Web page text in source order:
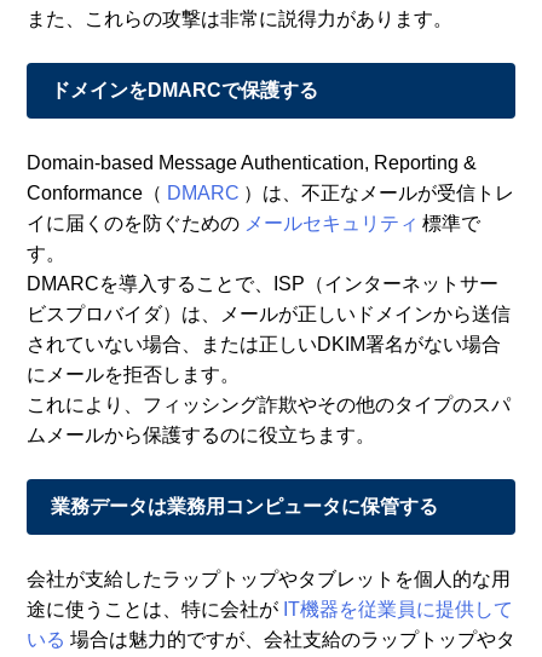
また、これらの攻撃は非常に説得力があります。
ドメインをDMARCで保護する
Domain-based Message Authentication, Reporting &
Conformance（ DMARC ）は、不正なメールが受信トレ
イに届くのを防ぐための メールセキュリティ 標準で
す。
DMARCを導入することで、ISP（インターネットサー
ビスプロバイダ）は、メールが正しいドメインから送信
されていない場合、または正しいDKIM署名がない場合
にメールを拒否します。
これにより、フィッシング詐欺やその他のタイプのスパ
ムメールから保護するのに役立ちます。
業務データは業務用コンピュータに保管する
会社が支給したラップトップやタブレットを個人的な用
途に使うことは、特に会社が IT機器を従業員に提供して
いる 場合は魅力的ですが、会社支給のラップトップやタ